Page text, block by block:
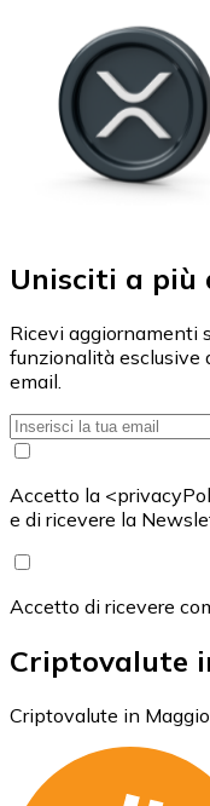
Unisciti a più
Ricevi aggiornamenti
funzionalità esclusive
email.
Accetto la
e di ricevere la
Accetto di ricevere
Criptovalute
Criptovalute in